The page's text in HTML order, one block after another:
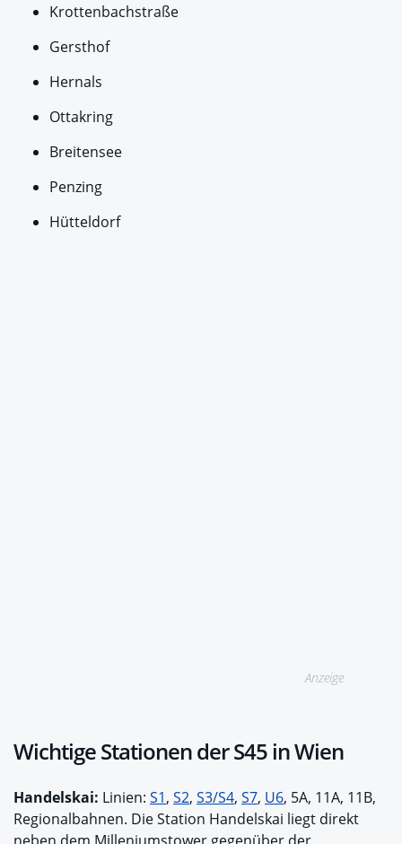
Krottenbachstraße
Gersthof
Hernals
Ottakring
Breitensee
Penzing
Hütteldorf
Anzeige
Wichtige Stationen der S45 in Wien
Handelskai: Linien: S1, S2, S3/S4, S7, U6, 5A, 11A, 11B,
Regionalbahnen. Die Station Handelskai liegt direkt